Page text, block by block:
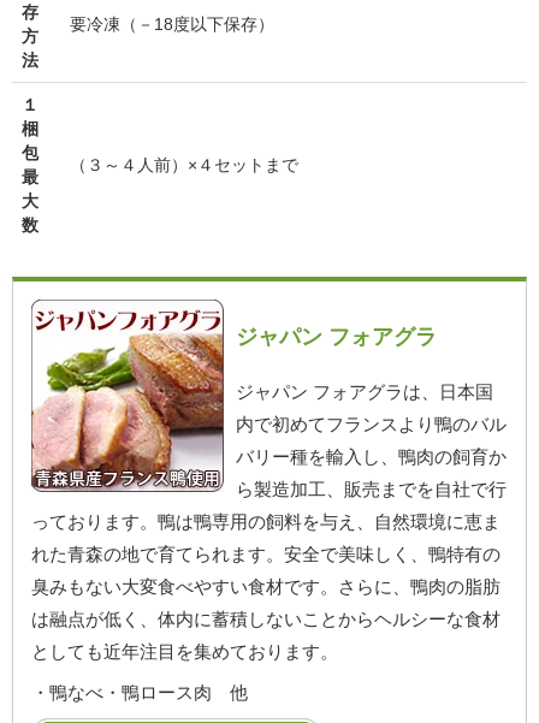
存
方
法
要冷凍（－18度以下保存）
１
梱
包
最
大
数
（３～４人前）×４セットまで
ジャパン フォアグラ
ジャパン フォアグラは、日本国
内で初めてフランスより鴨のバル
バリー種を輸入し、鴨肉の飼育か
ら製造加工、販売までを自社で行
っております。鴨は鴨専用の飼料を与え、自然環境に恵ま
れた青森の地で育てられます。安全で美味しく、鴨特有の
臭みもない大変食べやすい食材です。さらに、鴨肉の脂肪
は融点が低く、体内に蓄積しないことからヘルシーな食材
としても近年注目を集めております。
・鴨なべ・鴨ロース肉 他